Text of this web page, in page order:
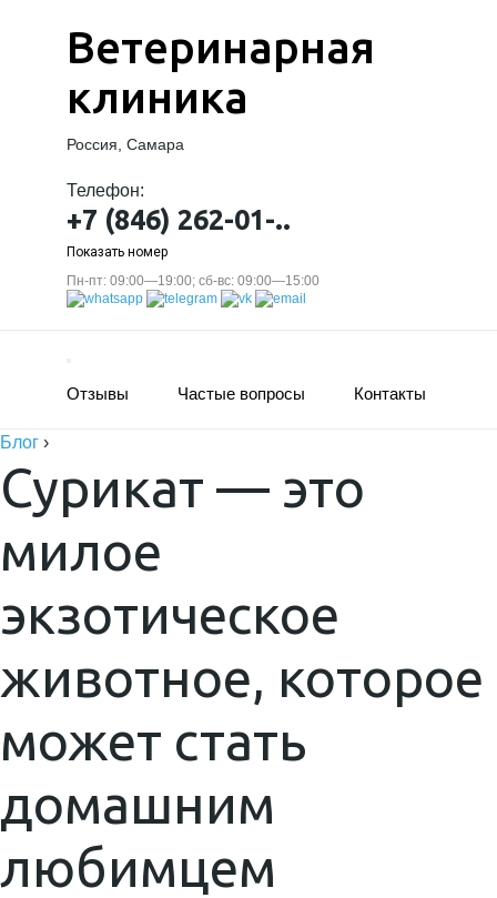
Ветеринарная
клиника
Россия, Самара
Телефон:
+7 (846) 262-01-..
Показать номер
Пн-пт: 09:00—19:00; сб-вс: 09:00—15:00
Отзывы Частые вопросы Контакты
Блог ›
Сурикат — это
милое
экзотическое
животное, которое
может стать
домашним
любимцем